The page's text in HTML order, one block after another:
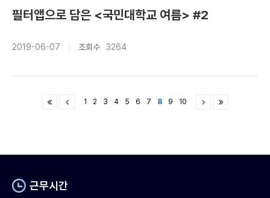
필터앱으로 담은 <국민대학교 여름> #2
2019-06-07 조회수 3264
1 2 3 4 5 6 7 8 9 10
근무시간